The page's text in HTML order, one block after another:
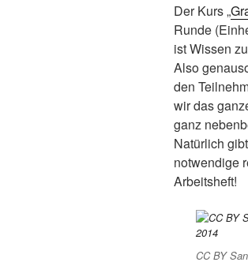
Der Kurs „
Runde
ist Wissen
Also
den
wir das
ganz
Natürlich
notwendige
Arbeitsheft!
CC BY